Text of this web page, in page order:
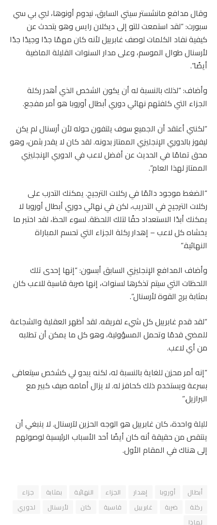
وقال مدافع مانشستر سيتي السابق، نيدوم أونوها، لبي بي سي
سبورت: “لقد استمعت للتو إلى ديكلان رايس وهو يتحدث عن
كيفية نفاد الكلمات لوصف غابرييل لأنه كان مهمًا جدًا وجيدًا جدًا
لأرسنال طوال الموسم، وعلى مدار السنوات القليلة الماضية
أيضًا”.
وأضاف: “لذلك بالنسبة له أن يكون الشخص الذي أهدر ركلة
الجزاء التي كلفتهم نهائي دوري أبطال أوروبا هو أمر مفجع.
“لكنني أعتقد أن الجميع سوف يلتفون حوله لأن أرسنال لم يكن
ليفوز بالدوري الإنجليزي الممتاز بدونه. لقد كان لا يقدر بثمن، وهو
محق تمامًا في الحديث عن أفضل لاعب في الدوري الإنجليزي
الممتاز لهذا العام”.
“الضغط موجود دائمًا في ركلات الترجيح. يمكنك التدرب على
ركلات الترجيح في التدريب، لكن في نهائي دوري أبطال أوروبا لا
يمكنك أبدًا الاستعداد حقًا لتلك اللحظة. لسوء الحظ، لقد اختبر ما
يخشاه كل لاعب – إهدار ركلة الجزاء التي تحسم المباراة
النهائية.”
وأضاف المدافع الإنجليزي السابق أبسون: “إنها إحدى تلك
اللحظات التي سيتم تذكرها لسنوات، إنها ضربة قاسية للاعب كان
بمثابة برج القوة لأرسنال”.
“لقد قدم غابرييل كل شيء لفريقه. لقد أظهر العقلية والشجاعة
للمضي قدمًا وتحمل المسؤولية، وهو كل ما يمكن أن تطلبه
من أي لاعب.
“إنه أمر محزن للغاية بالنسبة له، لكنه يبدو لي كشخص سيتعافى
بسرعة ويستخدم ذلك كحافز له. لا يزال أمامه صيف كبير مع
البرازيل.”
لليلة واحدة، كان غابرييل هو الوجه الحزين لآرسنال. لا ينبغي أن
ينتقص من حقيقة أنه كان أيضًا أحد الأسباب الرئيسية لوصولهم
إلى هناك في المقام الأول.
أبطال أوروبا إهدار الجزاء النهائية بمثابة
جزاء
ركلة
ضربة غابرييل قاسية كان لأرسنال
لدوري
لماذا